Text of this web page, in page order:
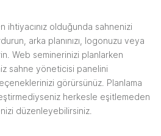
ihtiyacınız olduğunda sahnenizi
arka planınızı, logonuzu veya
Web seminerinizi planlarken
sahne yöneticisi panelini
görürsünüz. Planlama
herkesle eşitlemeden
düzenleyebilirsiniz.